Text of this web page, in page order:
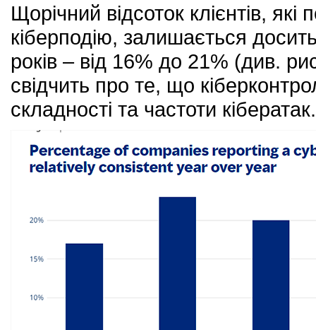
Щорічний відсоток клієнтів,
кіберподію, залишається
років – від 16% до 21% (див.
свідчить про те, що
складності та частоти кібератак.